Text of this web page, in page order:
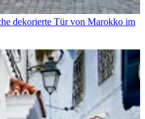
dekorierte Tür von Marokko im